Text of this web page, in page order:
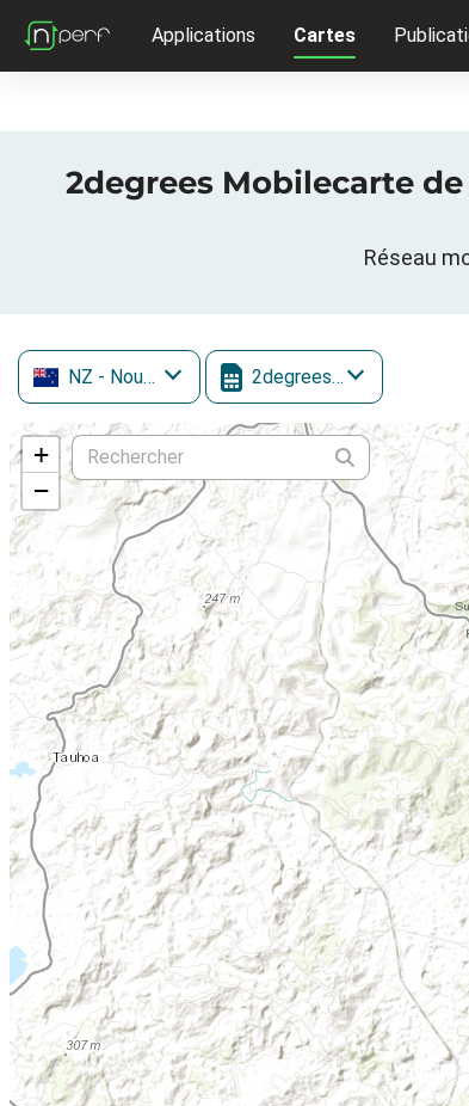
Applications Cartes
2degrees Mobilecarte
Réseau
NZ - Nouvelle-Zélande 2degrees Mobile
+
−